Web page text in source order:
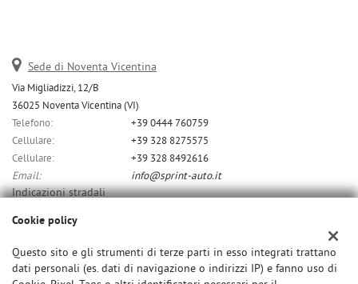
Sede di Noventa Vicentina
Via Migliadizzi, 12/B
36025 Noventa Vicentina (VI)
Telefono:
+39 0444 760759
Cellulare:
+39 328 8275575
Cellulare:
+39 328 8492616
Email:
info@sprint-auto.it
Indicazioni stradali
Dati fiscali:
Cookie policy
Questo sito e gli strumenti di terze parti in esso integrati trattano
dati personali (es. dati di navigazione o indirizzi IP) e fanno uso di